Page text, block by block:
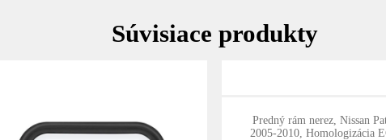
Súvisiace produkty
Predný rám nerez, Nissan
2005-2010, Homologizácia